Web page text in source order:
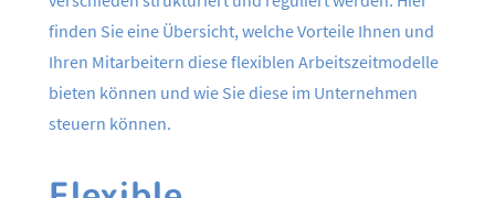
finden Sie eine Übersicht, welche Vorteile Ihnen und
Ihren Mitarbeitern diese flexiblen Arbeitszeitmodelle
bieten können und wie Sie diese im Unternehmen
steuern können.